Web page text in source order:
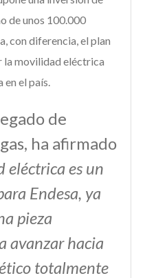
de unos 100.000
con diferencia, el plan
la movilidad eléctrica
el país.
de
ha afirmado
eléctrica es un
Endesa, ya
pieza
avanzar hacia
totalmente